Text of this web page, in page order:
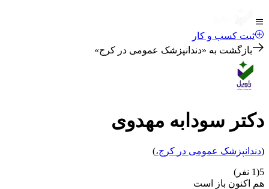
ثبت کسب و کار
بازگشت به «دندانپزشک عمومی در کرج»
دکتر سودابه مهدوی
(دندانپزشک عمومی در کرج،)
5
(
1 نفر)
هم اکنون باز است